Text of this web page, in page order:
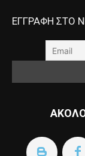
ΕΓΓΡΑΦΗ ΣΤΟ